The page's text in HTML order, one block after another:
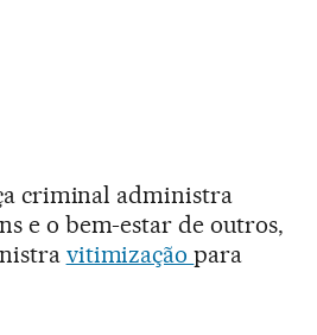
criminal administra
e o bem-estar de outros,
vitimizaçãopara